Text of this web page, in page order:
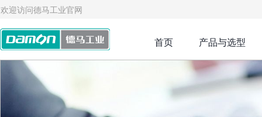
欢迎访问德马工业官网
首页 产品与选型